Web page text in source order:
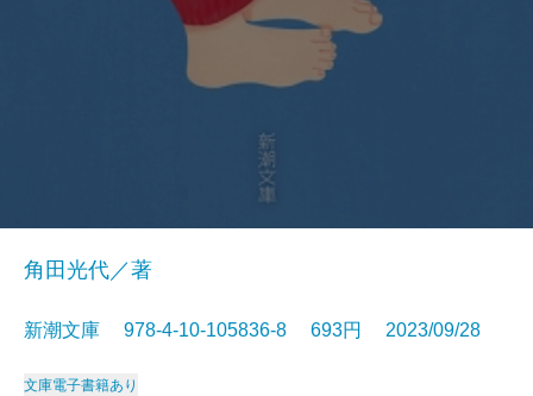
角田光代／著
新潮文庫 978-4-10-105836-8 693円 2023/09/28
文庫電子書籍あり